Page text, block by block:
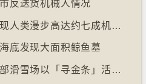
反送货机械人情况
【十万八千里】研究发现人类漫步高达约七成机率「逆时针」行走
底发现大面积鲸鱼墓
【十万八千里】芬兰北部滑雪场以「寻金条」活动吸引游客